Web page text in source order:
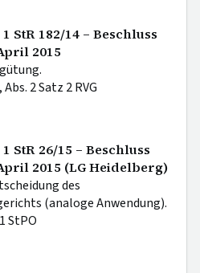
1 StR 182/14 – Beschluss
2015
Abs. 2 Satz 2 RVG
1 StR 26/15 – Beschluss
2015 (LG Heidelberg)
des
(analoge Anwendung).
StPO